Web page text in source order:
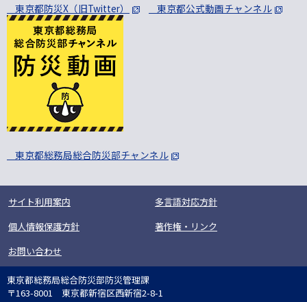
東京都防災X（旧Twitter） 東京都公式動画チャンネル
東京都総務局総合防災部チャンネル
サイト利用案内
多言語対応方針
個人情報保護方針
著作権・リンク
お問い合わせ
東京都総務局総合防災部防災管理課
〒163-8001 東京都新宿区西新宿2-8-1